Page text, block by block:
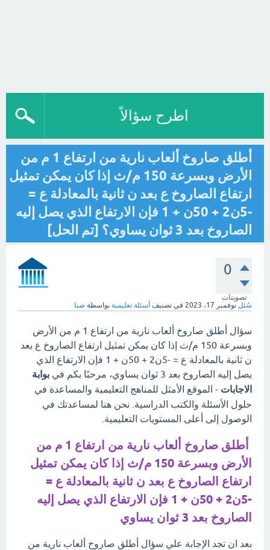
اطرح سؤالاً
أطلق صاروخ ألعاب نارية من ارتفاع 1 م من
الأرض وبسرعة 150 م/ث إذا كان يمكن تمثيل
ارتفاع الصاروخ ع بعد ن ثانية بالمعادلة ع =
-5ن2 + 50ن + 1 فإن الارتفاع الذي يصل إليه
الصاروخ بعد 3 ثوان يساوي؟ [تم الحل]
0
تصويتات
سُئل نوفمبر 17، 2023 في تصنيف أسئلة تعليمية بواسطة صبا
سؤال أطلق صاروخ ألعاب نارية من ارتفاع 1 م من الأرض
وبسرعة 150 م/ث إذا كان يمكن تمثيل ارتفاع الصاروخ ع بعد
ن ثانية بالمعادلة ع = -5ن2 + 50ن + 1 فإن الارتفاع الذي
يصل إليه الصاروخ بعد 3 ثوان يساوي، مرحبًا بكم في
بوابة
الاجابات - الموقع الأمثل للمناهج التعليمية والمساعدة في
حلول الأسئلة والكتب الدراسية. نحن هنا لمساعدتك في
الوصول إلى أعلى المستويات التعليمية.
أطلق صاروخ ألعاب نارية من ارتفاع 1 م من
الأرض وبسرعة 150 م/ث إذا كان يمكن تمثيل
ارتفاع الصاروخ ع بعد ن ثانية بالمعادلة ع =
-5ن2 + 50ن + 1 فإن الارتفاع الذي يصل إليه
الصاروخ بعد 3 ثوان يساوي
بعد ان تجد الإجابة علي سؤال أطلق صاروخ ألعاب نارية من